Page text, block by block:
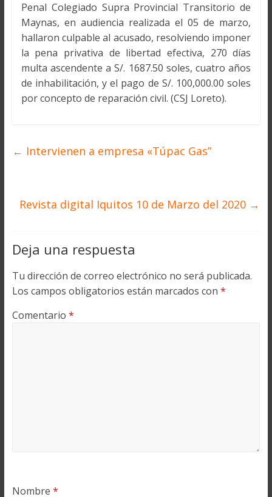
Penal Colegiado Supra Provincial Transitorio de
Maynas, en audiencia realizada el 05 de marzo,
hallaron culpable al acusado, resolviendo imponer
la pena privativa de libertad efectiva, 270 días
multa ascendente a S/. 1687.50 soles, cuatro años
de inhabilitación, y el pago de S/. 100,000.00 soles
por concepto de reparación civil. (CSJ Loreto).
← Intervienen a empresa «Túpac Gas”
Revista digital Iquitos 10 de Marzo del 2020 →
Deja una respuesta
Tu dirección de correo electrónico no será publicada.
Los campos obligatorios están marcados con *
Comentario *
Nombre *